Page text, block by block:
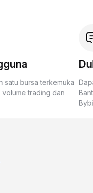
satu bursa terkemuka
trading dan